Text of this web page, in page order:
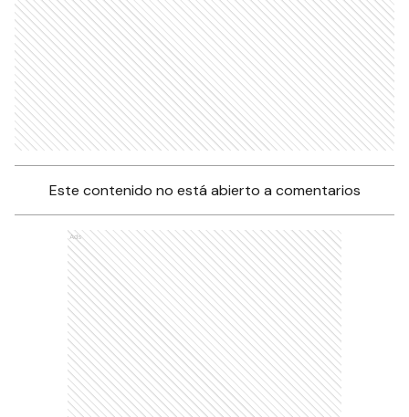
Este contenido no está abierto a comentarios
Ads